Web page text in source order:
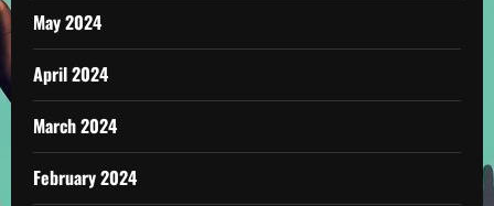
May 2024
April 2024
March 2024
February 2024